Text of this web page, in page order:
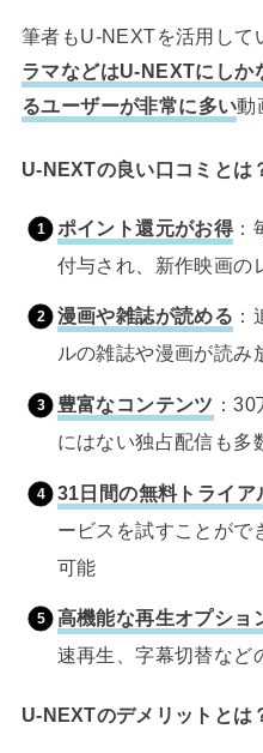
筆者もU-NEXTを活用して
ラマなどはU-NEXTにしか
るユーザーが非常に多い動
U-NEXTの良い口コミとは
ポイント還元がお得：
付与され、新作映画の
漫画や雑誌が読める
ルの雑誌や漫画が読み
豊富なコンテンツ ：
にはない独占配信も多
31日間の無料トライア
ービスを試すことがで
可能
高機能な再生オプショ
速再生、字幕切替など
U-NEXTのデメリットとは